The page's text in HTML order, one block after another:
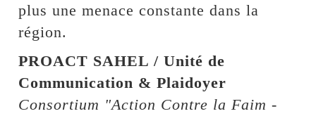
plus une menace constante dans la
région.
PROACT SAHEL / Unité de
Communication & Plaidoyer
Consortium "Action Contre la Faim -